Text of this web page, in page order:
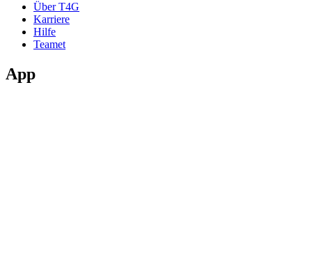
Über T4G
Karriere
Hilfe
Teamet
App